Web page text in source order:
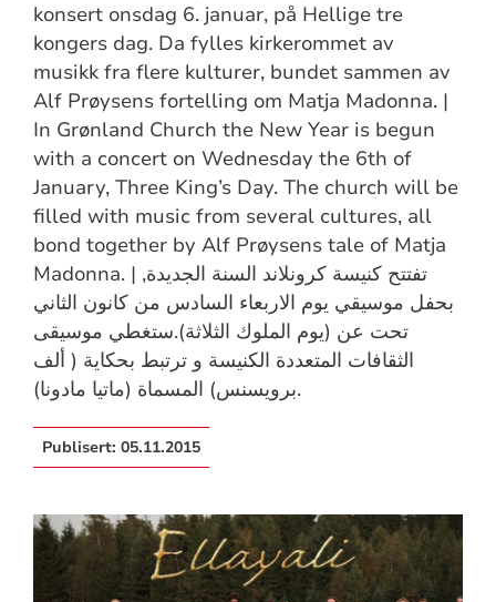
konsert onsdag 6. januar, på Hellige tre
kongers dag. Da fylles kirkerommet av
musikk fra flere kulturer, bundet sammen av
Alf Prøysens fortelling om Matja Madonna. |
In Grønland Church the New Year is begun
with a concert on Wednesday the 6th of
January, Three King’s Day. The church will be
filled with music from several cultures, all
bond together by Alf Prøysens tale of Matja
Madonna. | تفتتح كنيسة كرونلاند السنة الجديدة,
بحفل موسيقي يوم الاربعاء السادس من كانون الثاني
تحت عن (يوم الملوك الثلاثة).ستغطي موسيقى
الثقافات المتعددة الكنيسة و ترتبط بحكاية ( ألف
برويسنس) المسماة (ماتيا مادونا).
Publisert: 05.11.2015